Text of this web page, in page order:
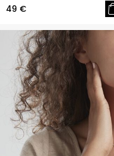
49 €